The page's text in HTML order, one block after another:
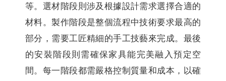
等。選材階段則涉及根據設計需求選擇合適的
材料。製作階段是整個流程中技術要求最高的
部分，需要工匠精細的手工技藝來完成。最後
的安裝階段則需確保家具能完美融入預定空
間。每一階段都需嚴格控制質量和成本，以確